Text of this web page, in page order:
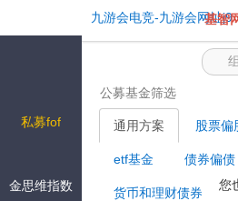
基金筛选 -九游
私募fof
金思维指数
九游会电竞-九游会网址j9
基智
公募基金筛选
通用方案 股票偏
etf基金 债券偏债
货币和理财债券
您